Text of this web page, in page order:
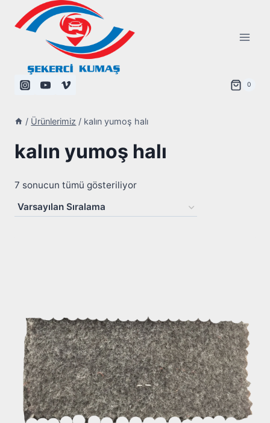
0
/ Ürünlerimiz / kalın yumoş halı
kalın yumoş halı
7 sonucun tümü gösteriliyor